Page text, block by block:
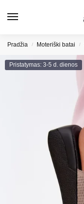
Pradžia / Moteriški batai /
Pristatymas: 3-5 d. dienos